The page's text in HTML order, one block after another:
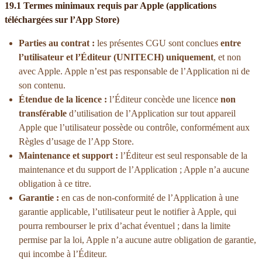
19.1 Termes minimaux requis par Apple (applications
téléchargées sur l’App Store)
Parties au contrat : les présentes CGU sont conclues entre
l’utilisateur et l’Éditeur (UNITECH) uniquement, et non
avec Apple. Apple n’est pas responsable de l’Application ni de
son contenu.
Étendue de la licence : l’Éditeur concède une licence non
transférable d’utilisation de l’Application sur tout appareil
Apple que l’utilisateur possède ou contrôle, conformément aux
Règles d’usage de l’App Store.
Maintenance et support : l’Éditeur est seul responsable de la
maintenance et du support de l’Application ; Apple n’a aucune
obligation à ce titre.
Garantie : en cas de non-conformité de l’Application à une
garantie applicable, l’utilisateur peut le notifier à Apple, qui
pourra rembourser le prix d’achat éventuel ; dans la limite
permise par la loi, Apple n’a aucune autre obligation de garantie,
qui incombe à l’Éditeur.